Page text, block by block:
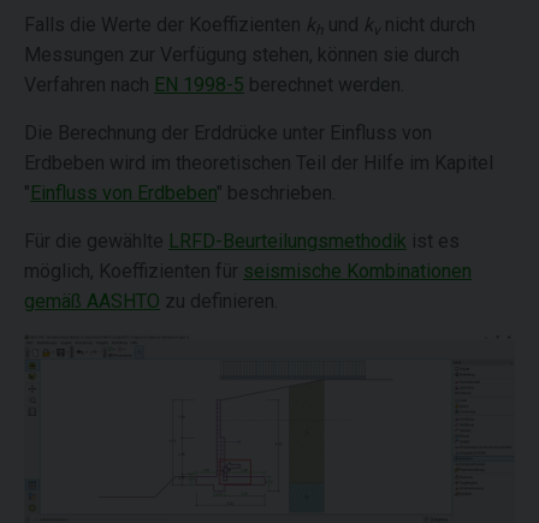
Falls die Werte der Koeffizienten kh und k v nicht durch
Messungen zur Verfügung stehen, können sie durch
Verfahren nach EN 1998-5 berechnet werden.
Die Berechnung der Erddrücke unter Einfluss von
Erdbeben wird im theoretischen Teil der Hilfe im Kapitel
"Einfluss von Erdbeben" beschrieben.
Für die gewählte LRFD-Beurteilungsmethodik ist es
möglich, Koeffizienten für seismische Kombinationen
gemäß AASHTO zu definieren.